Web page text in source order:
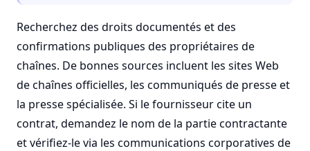
Recherchez des droits documentés et des
confirmations publiques des propriétaires de
chaînes. De bonnes sources incluent les sites Web
de chaînes officielles, les communiqués de presse et
la presse spécialisée. Si le fournisseur cite un
contrat, demandez le nom de la partie contractante
et vérifiez-le via les communications corporatives de